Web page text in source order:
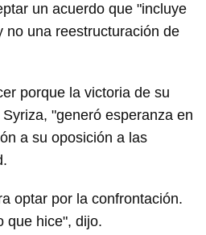
un acuerdo que "incluye
no una reestructuración de
porque la victoria de su
"generó esperanza en
a su oposición a las
optar por la confrontación.
que hice", dijo.